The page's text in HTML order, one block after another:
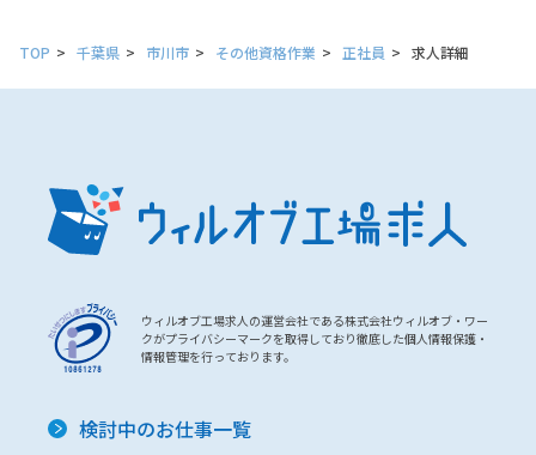
TOP 千葉県 市川市 その他資格作業 正社員 求人詳細
ウィルオブ工場求人の運営会社である株式会社ウィルオブ・ワー
クがプライバシーマークを取得しており徹底した個人情報保護・
情報管理を行っております。
検討中のお仕事一覧